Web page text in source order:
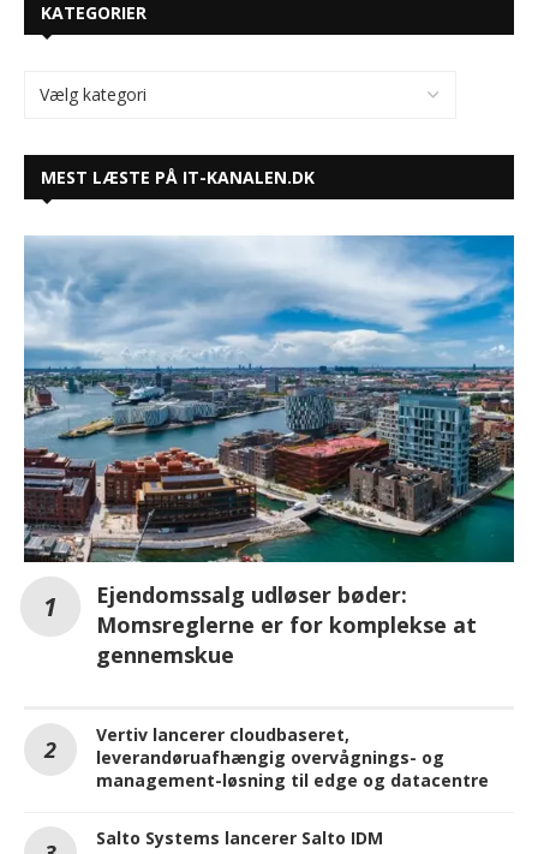
KATEGORIER
MEST LÆSTE PÅ IT-KANALEN.DK
Ejendomssalg udløser bøder:
Momsreglerne er for komplekse at
gennemskue
Vertiv lancerer cloudbaseret,
leverandøruafhængig overvågnings- og
management-løsning til edge og datacentre
Salto Systems lancerer Salto IDM